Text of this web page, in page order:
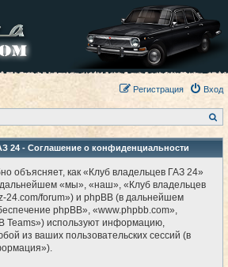
Вход
Регистрация
о
с
24 - Соглашение о конфиденциальности
объясняет, как «Клуб владельцев ГАЗ 24»
«мы», «наш», «Клуб владельцев
24.com/forum») и phpBB (в дальнейшем
phpBB», «www.phpbb.com»,
Teams») используют информацию,
из ваших пользовательских сессий (в